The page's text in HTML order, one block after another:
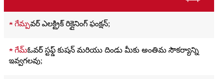
★ గేమ్పవర్ ఎలక్ట్రిక్ రిక్లైనింగ్ ఫంక్షన్;
★ గేమ్ఓవర్ స్టఫ్డ్ కుషన్ మరియు దిండు మీకు అంతిమ సౌకర్యాన్ని
ఇవ్వగలవు;